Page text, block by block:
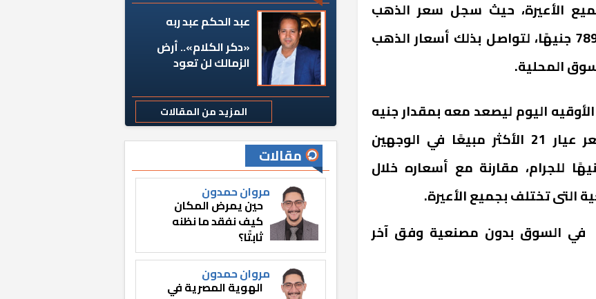
الأعيرة، حيث سجل سعر الذهب
للجرام من عيار 21 الأكثر انتشارًا 789 جنيهًا، لتواصل بذلك أسعار الذهب
المحلية.
اليوم ليصعد معه بمقدار جنيه
خلال التعاملات الآن، ليسجل سعر عيار 21 الأكثر مبيعًا في الوجهين
والقبلي الآن نحو 789 جنيهًا للجرام، مقارنة مع أسعاره خلال
التى تختلف بجميع الأعيرة.
في السوق بدون مصنعية وفق آخر
عبد الحكم عبد ربه
«دكر الكلام».. أرض
الزمالك لن تعود
المزيد من المقالات
مقالات
مروان حمدون
حين يمرض المكان
كيف نفقد ما نظنه
ثابتًا؟
مروان حمدون
الهوية المصرية في